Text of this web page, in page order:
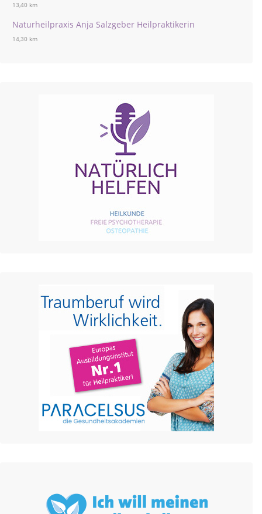
13,40 km
Naturheilpraxis Anja Salzgeber Heilpraktikerin
14,30 km